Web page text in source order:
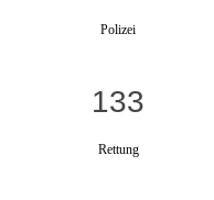
Polizei
133
Rettung